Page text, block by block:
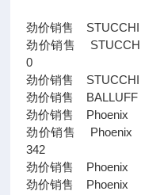
劲价销售
劲价销售
0
劲价销售
劲价销售
劲价销售 Phoenix
劲价销售 Phoenix
342
劲价销售 Phoenix
劲价销售 Phoenix